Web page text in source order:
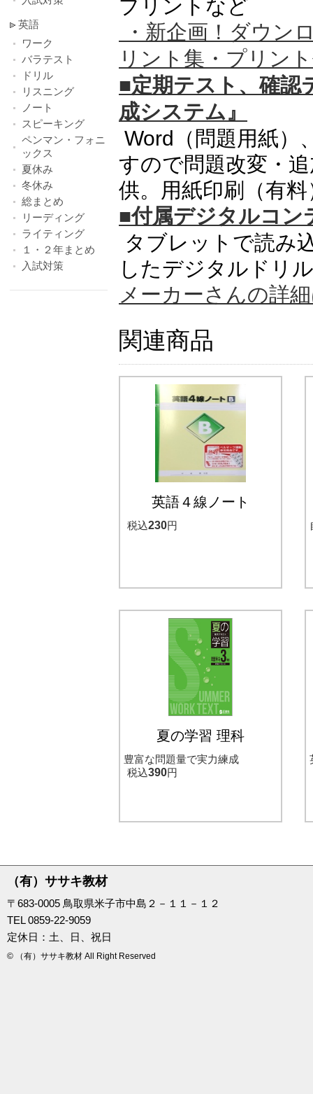
プリントなど
・新企画！ダウン
リント集・プリン
■定期テスト、確認
成システム』
Word（問題用紙）
すので問題改変・
供。用紙印刷（有
■付属デジタルコン
タブレットで読み
したデジタルドリ
メーカーさんの詳
関連商品
英語４線ノート
税込230円
夏の学習 理科
豊富な問題量で実力練成
税込390円
英語
ワーク
バラテスト
ドリル
リスニング
ノート
スピーキング
ペンマン・フォニ
ックス
夏休み
冬休み
総まとめ
リーディング
ライティング
１・２年まとめ
入試対策
（有）ササキ教材
〒683-0005 鳥取県米子市中島２－１１－１２
TEL 0859-22-9059
定休日：土、日、祝日
© （有）ササキ教材 All Right Reserved